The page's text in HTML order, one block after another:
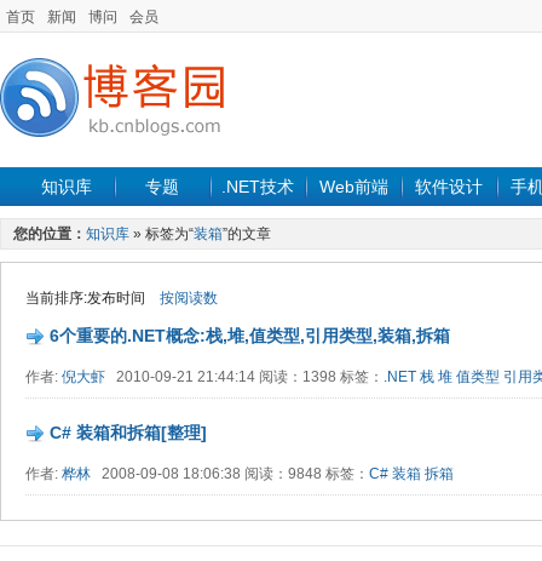
首页 新闻 博问 会员
知识库 专题 .NET技术 Web前端 软件设计 手
您的位置： 知识库 » 标签为“装箱”的文章
当前排序:发布时间 按阅读数
6个重要的.NET概念:栈,堆,值类型,引用类型,装箱,拆箱
作者: 倪大虾 2010-09-21 21:44:14 阅读：1398 标签： .NET 栈 堆 值类型 引用
C# 装箱和拆箱[整理]
作者: 桦林 2008-09-08 18:06:38 阅读：9848 标签： C# 装箱 拆箱